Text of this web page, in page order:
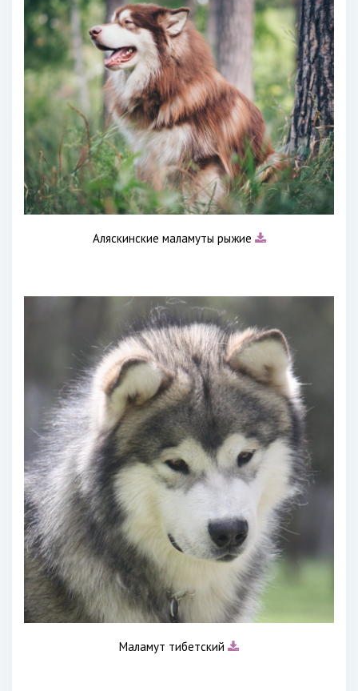
Аляскинские маламуты рыжие
Маламут тибетский